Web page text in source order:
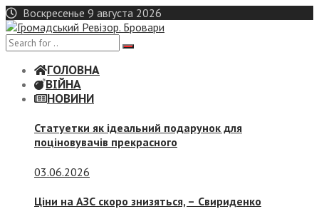
Skip
to
content
Воскресенье 9 августа 2026
ГОЛОВНА
ВІЙНА
НОВИНИ
Статуетки як ідеальний подарунок для
поціновувачів прекрасного
03.06.2026
Ціни на АЗС скоро знизяться, – Свириденко